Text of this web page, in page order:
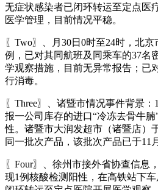
无症状感染者已闭环转运至定点医
医学管理，目前情况平稳。
〖Two〗、月30日0时至24时，北
例，已对其同航班及同乘车的37名
学观察措施，目前无异常报告；已
行消毒。
〖Three〗、诸暨市情况事件背景
报一公司库存的进口“冷冻去骨牛
性。诸暨市大润发超市（诸暨店）
同一批次产品，该批次产品已于11
〖Four〗、徐州市接外省协查信息
现1例核酸检测阳性，在高铁站下